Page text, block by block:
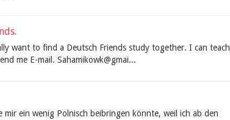
want to find a Deutsch Friends study together. I can teach
me E-mail. Sahamikowk@gmai...
mir ein wenig Polnisch beibringen könnte, weil ich ab den